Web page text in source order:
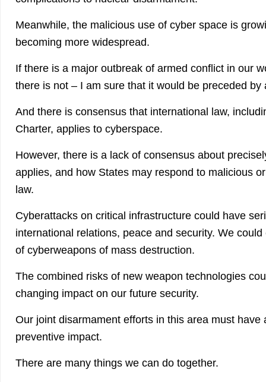
Meanwhile, the malicious use of cyber space is
becoming more widespread.
If there is a major outbreak of armed conflict in our
there is not – I am sure that it would be preceded
And there is consensus that international law,
Charter, applies to cyberspace.
However, there is a lack of consensus about
applies, and how States may respond to malicious
law.
Cyberattacks on critical infrastructure could have
international relations, peace and security. We
of cyberweapons of mass destruction.
The combined risks of new weapon technologies
changing impact on our future security.
Our joint disarmament efforts in this area must have
preventive impact.
There are many things we can do together.